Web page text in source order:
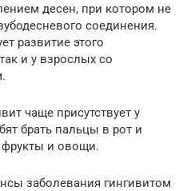
десен, при котором не
соединения.
развитие этого
и у взрослых со
чаще присутствует у
брать пальцы в рот и
фрукты и овощи.
заболевания гингивитом